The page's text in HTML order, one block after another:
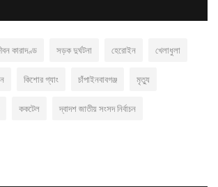
কারাদণ্ড সড়ক দুর্ঘটনা হেরোইন খেলাধুলা
কিশোর গ্যাং চাঁপাইনবাবগঞ্জ মৃত্যু
ককটেল দ্বাদশ জাতীয় সংসদ নির্বাচন